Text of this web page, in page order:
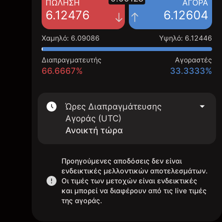
ΠΏΛΗΣΗ
6.12476
ΑΓΟΡΆ
6.12604
Χαμηλό: 6.09086 Υψηλό: 6.12446
Διαπραγματευτής
66.6667%
Αγοραστές
33.3333%
Ώρες Διαπραγμάτευσης
Αγοράς (UTC)
Ανοικτή τώρα
Προηγούμενες αποδόσεις δεν είναι
ενδεικτικές μελλοντικών αποτελεσμάτων.
Οι τιμές των μετοχών είναι ενδεικτικές
και μπορεί να διαφέρουν από τις live τιμές
της αγοράς.